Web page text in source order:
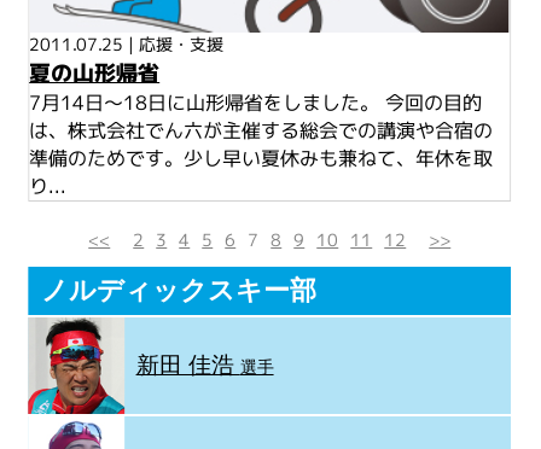
2011.07.25 | 応援・支援
夏の山形帰省
7月14日～18日に山形帰省をしました。 今回の目的
は、株式会社でん六が主催する総会での講演や合宿の
準備のためです。少し早い夏休みも兼ねて、年休を取
り...
<< 2 3 4 5 6 7 8 9 10 11 12 >>
ノルディックスキー部
新田 佳浩 選手